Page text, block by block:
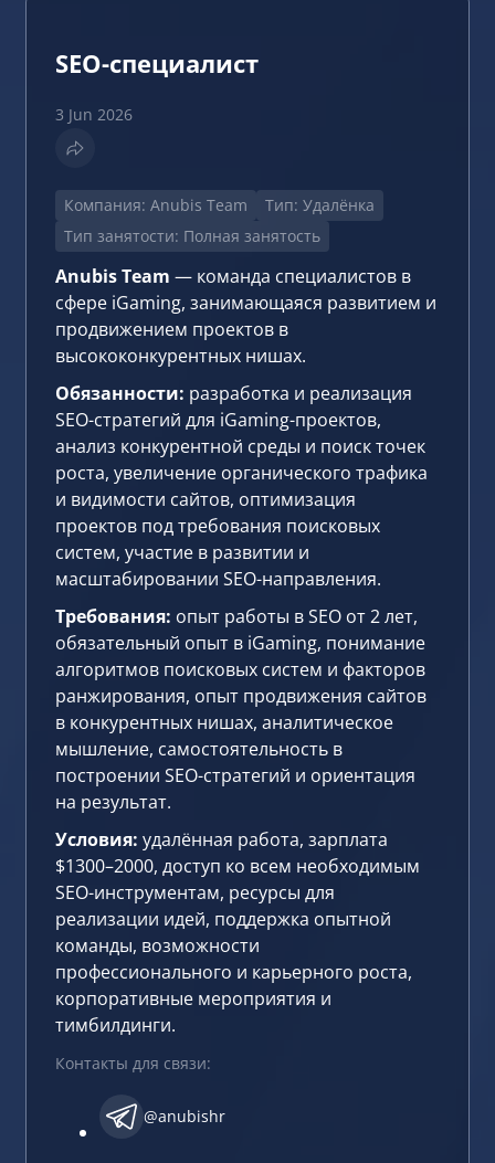
SEO-специалист
3 Jun 2026
Компания: Anubis Team
Тип: Удалёнка
Тип занятости: Полная занятость
Anubis Team — команда специалистов в
сфере iGaming, занимающаяся развитием и
продвижением проектов в
высококонкурентных нишах.
Обязанности: разработка и реализация
SEO-стратегий для iGaming-проектов,
анализ конкурентной среды и поиск точек
роста, увеличение органического трафика
и видимости сайтов, оптимизация
проектов под требования поисковых
систем, участие в развитии и
масштабировании SEO-направления.
Требования: опыт работы в SEO от 2 лет,
обязательный опыт в iGaming, понимание
алгоритмов поисковых систем и факторов
ранжирования, опыт продвижения сайтов
в конкурентных нишах, аналитическое
мышление, самостоятельность в
построении SEO-стратегий и ориентация
на результат.
Условия: удалённая работа, зарплата
$1300–2000, доступ ко всем необходимым
SEO-инструментам, ресурсы для
реализации идей, поддержка опытной
команды, возможности
профессионального и карьерного роста,
корпоративные мероприятия и
тимбилдинги.
Контакты для связи:
@anubishr